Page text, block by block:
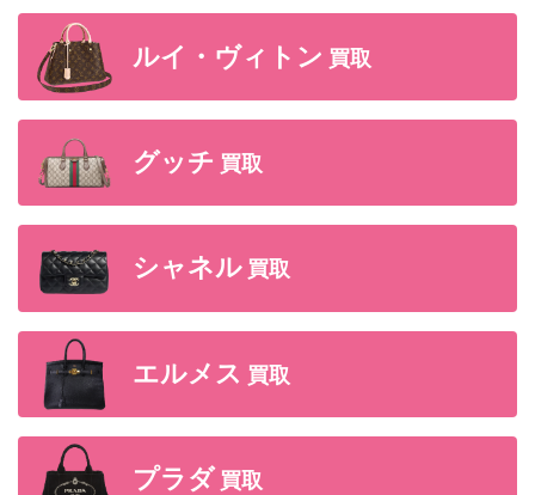
ルイ・ヴィトン 買取
グッチ 買取
シャネル 買取
エルメス 買取
プラダ 買取